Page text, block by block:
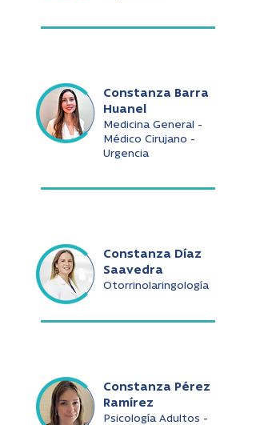
Constanza Barra
Huanel
Medicina General -
Médico Cirujano -
Urgencia
Constanza Díaz
Saavedra
Otorrinolaringología
Constanza Pérez
Ramírez
Psicología Adultos -